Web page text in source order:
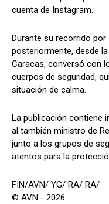
cuenta de Instagram.
Durante su recorrido
posteriormente, desde la
Caracas, conversó con
cuerpos de seguridad,
situación de calma.
La publicación contiene
al también ministro de
junto a los grupos de
atentos para la
FIN/AVN/ YG/ RA/ RA/
© AVN - 2026